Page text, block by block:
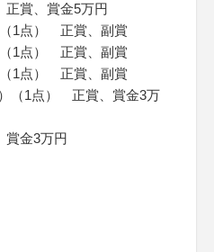
賞、賞金5万円
1点） 正賞、副賞
1点） 正賞、副賞
1点） 正賞、副賞
（1点） 正賞、賞金3万
金3万円